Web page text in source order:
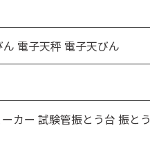
ん 電子天秤 電子天びん
カー 試験管振とう台 振とう